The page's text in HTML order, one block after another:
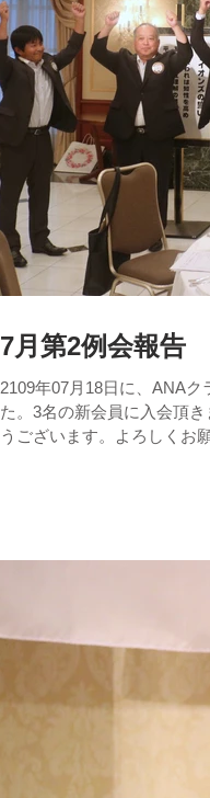
7月第2例会報告
2109年07月18日に、ANAク
た。3名の新会員に入会頂
うございます。よろしくお